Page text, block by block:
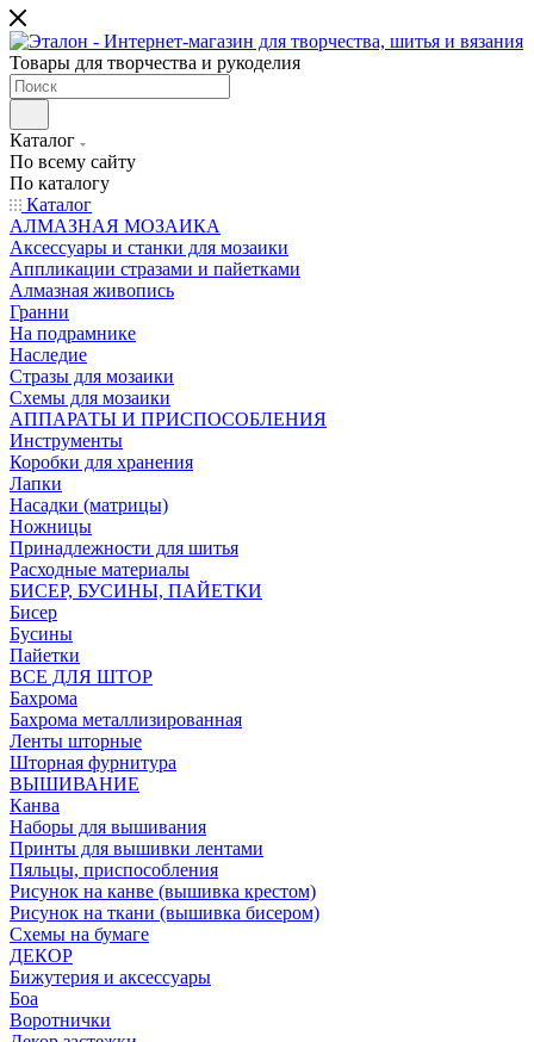
Товары для творчества и рукоделия
Каталог
По всему сайту
По каталогу
Каталог
АЛМАЗНАЯ МОЗАИКА
Аксессуары и станки для мозаики
Аппликации стразами и пайетками
Алмазная живопись
Гранни
На подрамнике
Наследие
Стразы для мозаики
Схемы для мозаики
АППАРАТЫ И ПРИСПОСОБЛЕНИЯ
Инструменты
Коробки для хранения
Лапки
Насадки (матрицы)
Ножницы
Принадлежности для шитья
Расходные материалы
БИСЕР, БУСИНЫ, ПАЙЕТКИ
Бисер
Бусины
Пайетки
ВСЕ ДЛЯ ШТОР
Бахрома
Бахрома металлизированная
Ленты шторные
Шторная фурнитура
ВЫШИВАНИЕ
Канва
Наборы для вышивания
Принты для вышивки лентами
Пяльцы, приспособления
Рисунок на канве (вышивка крестом)
Рисунок на ткани (вышивка бисером)
Схемы на бумаге
ДЕКОР
Бижутерия и аксессуары
Боа
Воротнички